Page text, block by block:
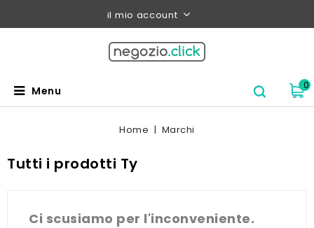
il mio account
0
Menu
Home Marchi
Tutti i prodotti Ty
Ci scusiamo per l'inconveniente.